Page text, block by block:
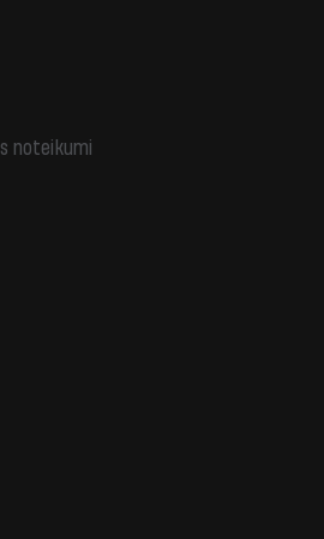
noteikumi